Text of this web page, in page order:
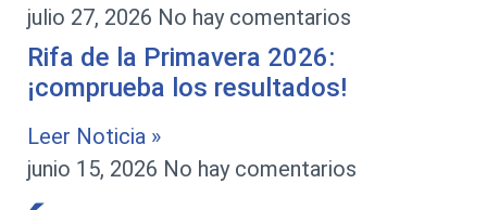
julio 27, 2026 No hay comentarios
Rifa de la Primavera 2026:
¡comprueba los resultados!
Leer Noticia »
junio 15, 2026 No hay comentarios